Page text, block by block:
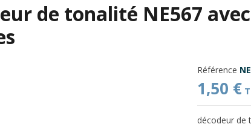
de tonalité NE567
Référence
1,50 €
décodeur de